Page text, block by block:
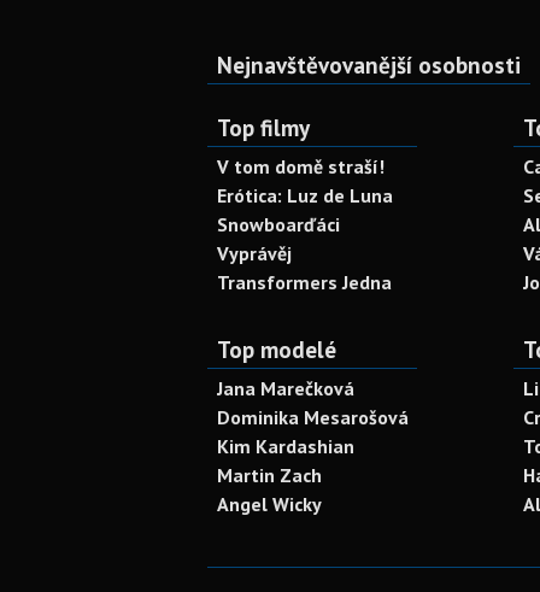
Nejnavštěvovanější osobnosti
Top filmy
V tom domě straší!
Erótica: Luz de Luna
Snowboarďáci
Vyprávěj
Transformers Jedna
Top modelé
Jana Marečková
Dominika Mesarošová
Kim Kardashian
Martin Zach
Angel Wicky